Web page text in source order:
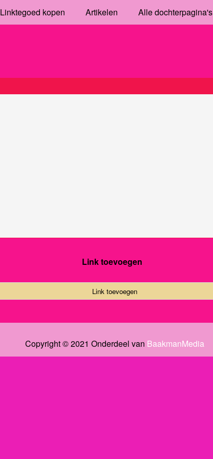
Linktegoed kopen Artikelen Alle dochterpagina's
Link toevoegen
Link toevoegen
Copyright © 2021 Onderdeel van BaakmanMedia